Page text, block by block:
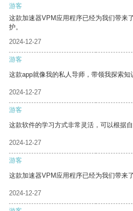
游客
这款加速器VPM应用程序已经为我们带来
护。
2024-12-27
游客
这款app就像我的私人导师，带领我探索知
2024-12-27
游客
这款软件的学习方式非常灵活，可以根据
2024-12-27
游客
这款加速器VPM应用程序已经为我们带来
2024-12-27